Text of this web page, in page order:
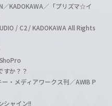
KADOKAWA／「プリズマ☆イ
/ C2 / KADOKAWA All Rights
か？？
・メディアワークス刊／AWIB P
シャイン!!